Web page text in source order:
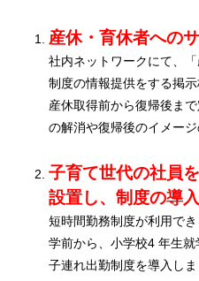
産休・育休者への
社内ネットワークにて、
制度の情報提供をする掲示
産休取得前から復帰後ま
の解消や復帰後のイメージ
子育て世代の社員
設置し、制度の導
短時間勤務制度が利用で
学前から、小学校4 年生就
子連れ出勤制度を導入しま